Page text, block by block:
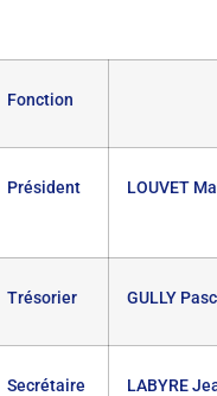
Fonction
Président LOUVET
Trésorier GULLY
Secrétaire
LABYRE